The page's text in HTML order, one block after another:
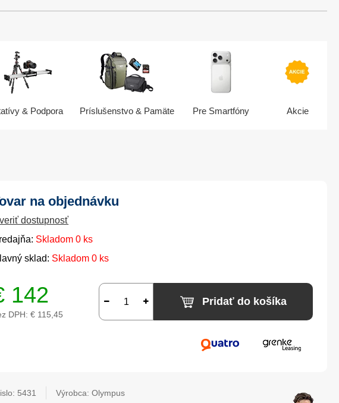
& Podpora Príslušenstvo & Pamäte Pre Smartfóny Akcie
na objednávku
dostupnosť
Skladom 0 ks
sklad: Skladom 0 ks
142
DPH: € 115,45
Pridať do košíka
5431 Výrobca: Olympus